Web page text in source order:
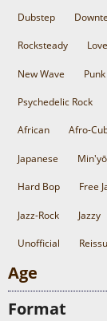
Dubstep
Rocksteady
New Wave Punk
Psychedelic Rock
African Afro-
Japanese Min'yō
Hard Bop Free
Jazz-Rock Jazzy
Unofficial
Age
Format